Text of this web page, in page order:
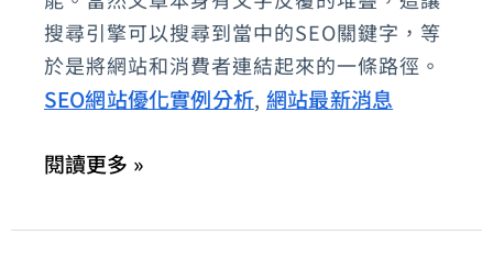
搜尋引擎可以搜尋到當中的SEO關鍵字，等
於是將網站和消費者連結起來的一條路徑。
SEO網站優化實例分析, 網站最新消息
面、
文
章
容、
閱讀更多 »